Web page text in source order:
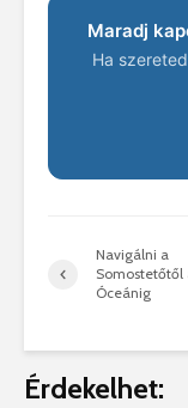
Maradj
Ha
Navigálni a
Somostetőtől
Óceánig
Érdekelhet: